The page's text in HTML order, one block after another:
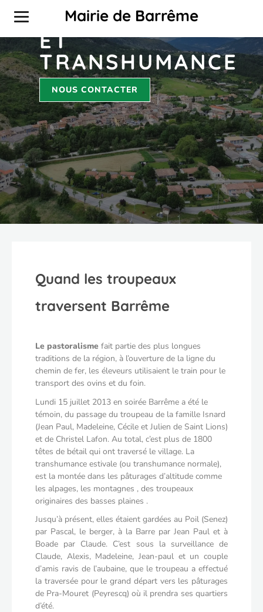
Mairie de Barrême
PASTORALISME
ET
TRANSHUMANCE
NOUS CONTACTER
Quand les troupeaux
traversent Barrême
Le pastoralisme fait partie des plus longues
traditions de la région, à l’ouverture de la ligne du
chemin de fer, les éleveurs utilisaient le train pour le
transport des ovins et du foin.
Lundi 15 juillet 2013 en soirée Barrême a été le
témoin, du passage du troupeau de la famille Isnard
(Jean Paul, Madeleine, Cécile et Julien de Saint Lions)
et de Christel Lafon. Au total, c’est plus de 1800
têtes de bétail qui ont traversé le village. La
transhumance estivale (ou transhumance normale),
est la montée dans les pâturages d’altitude comme
les alpages, les montagnes , des troupeaux
originaires des basses plaines .
Jusqu’à présent, elles étaient gardées au Poil (Senez)
par Pascal, le berger, à la Barre par Jean Paul et à
Boade par Claude. C’est sous la surveillance de
Claude, Alexis, Madeleine, Jean-paul et un couple
d’amis ravis de l’aubaine, que le troupeau a effectué
la traversée pour le grand départ vers les pâturages
de Pra-Mouret (Peyrescq) où il prendra ses quartiers
d’été.